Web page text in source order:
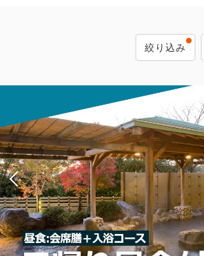
絞り込み